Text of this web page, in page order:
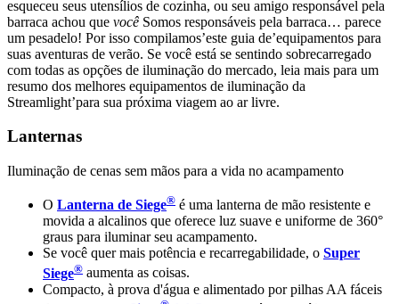
esqueceu seus utensílios de cozinha, ou seu amigo responsável pela
barraca achou que você Somos responsáveis pela barraca… parece
um pesadelo! Por isso compilamos’este guia de’equipamentos para
suas aventuras de verão. Se você está se sentindo sobrecarregado
com todas as opções de iluminação do mercado, leia mais para um
resumo dos melhores equipamentos de iluminação da
Streamlight’para sua próxima viagem ao ar livre.
Lanternas
Iluminação de cenas sem mãos para a vida no acampamento
O Lanterna de Siege® é uma lanterna de mão resistente e
movida a alcalinos que oferece luz suave e uniforme de 360°
graus para iluminar seu acampamento.
Se você quer mais potência e recarregabilidade, o Super
Siege® aumenta as coisas.
Compacto, à prova d'água e alimentado por pilhas AA fáceis